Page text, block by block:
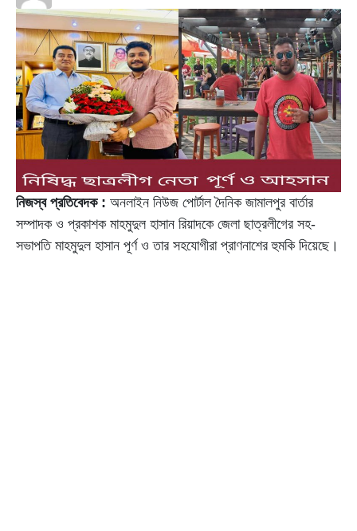
নিজস্ব প্রতিবেদক : অনলাইন নিউজ পোর্টাল দৈনিক জামালপুর বার্তার
সম্পাদক ও প্রকাশক মাহমুদুল হাসান রিয়াদকে জেলা ছাত্রলীগের সহ-
সভাপতি মাহমুদুল হাসান পূর্ণ ও তার সহযোগীরা প্রাণনাশের হুমকি দিয়েছে।